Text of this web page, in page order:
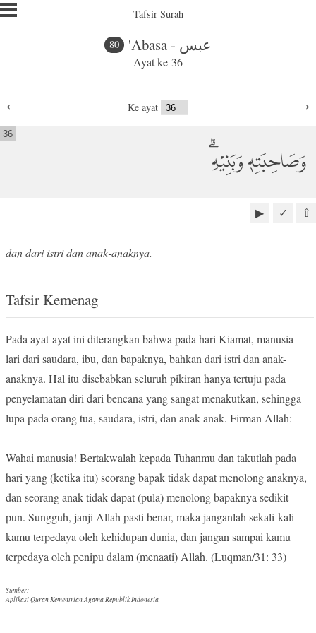
Tafsir Surah
80 'Abasa - عبس
Ayat ke-36
← →
Ke ayat
وَصَاحِبَتِهٖ وَبَنِيْهِۗ
36
⇧
✓
▶
dan dari istri dan anak-anaknya.
Tafsir Kemenag
Pada ayat-ayat ini diterangkan bahwa pada hari Kiamat, manusia
lari dari saudara, ibu, dan bapaknya, bahkan dari istri dan anak-
anaknya. Hal itu disebabkan seluruh pikiran hanya tertuju pada
penyelamatan diri dari bencana yang sangat menakutkan, sehingga
lupa pada orang tua, saudara, istri, dan anak-anak. Firman Allah:
Wahai manusia! Bertakwalah kepada Tuhanmu dan takutlah pada
hari yang (ketika itu) seorang bapak tidak dapat menolong anaknya,
dan seorang anak tidak dapat (pula) menolong bapaknya sedikit
pun. Sungguh, janji Allah pasti benar, maka janganlah sekali-kali
kamu terpedaya oleh kehidupan dunia, dan jangan sampai kamu
terpedaya oleh penipu dalam (menaati) Allah. (Luqman/31: 33)
Sumber:
Aplikasi Quran Kementrian Agama Republik Indonesia